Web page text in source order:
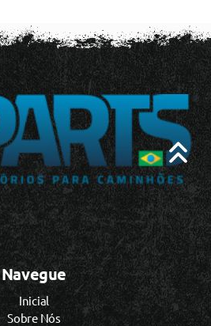
Navegue
Inicial
Sobre Nós